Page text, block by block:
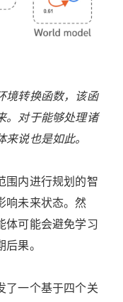
境转换函数，该函
。对于能够处理诸
说也是如此。
围内进行规划的智
响未来状态。然
体可能会避免学习
果。
了一个基于四个关